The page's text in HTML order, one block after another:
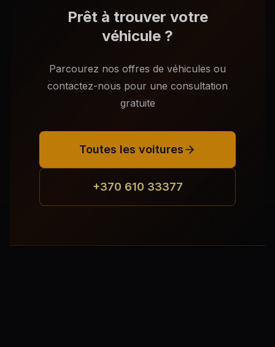
Prêt à trouver votre
véhicule ?
Parcourez nos offres de véhicules ou
contactez-nous pour une consultation
gratuite
Toutes les voitures
+370 610 33377